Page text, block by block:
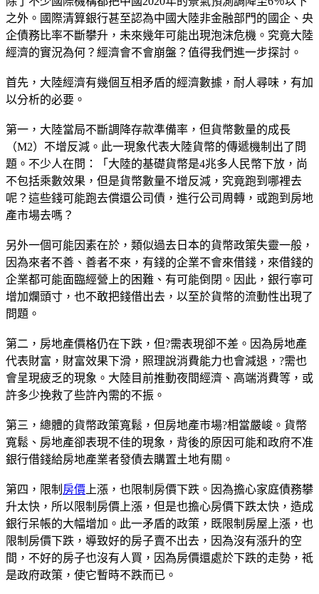
之外。國際清算銀行甚至認為中國大陸非金融部門的國企、央
企債務比率不斷攀升，未來幾年可能出現泡沫危機。究竟大陸
經濟的實況為何？經濟會不會崩盤？值得我們進一步探討。
首先，大陸經濟有幾個互相矛盾的經濟數據，耐人尋味，有加
以分析的必要。
第一，大陸當局不斷調降存款準備率，但貨幣數量的成長
（M2）不增反減。此一現象代表大陸貨幣的傳遞機制出了問
題。不少人在問：「大陸的基礎貨幣是4兆多人民幣下放，尚
不包括乘數效果，但是貨幣數量不增反減，究竟跑到哪裡去
呢？這些錢可能跑去償還公司債，進行公司周轉，或跑到房地
產市場去嗎？
另外一個可能因素在於，類似過去日本的貨幣政策失靈一般，
因為來者不善、善者不來，有錢的企業不會來借錢，來借錢的
企業都可能面臨經營上的困難、有可能倒閉。因此，銀行寧可
增加爛頭寸，也不敢把錢借出去，以至於貨幣的流動性出現了
問題。
第二，房地產價格仍在下跌，但?需表現卻不差。因為房地產
代表財富，財富效果下滑，照理說消費能力也會減退，?需也
會呈現疲乏的現象。大陸目前推動夜間經濟、高端消費等，或
許多少挽救了些許內需的不振。
第三，總體的貨幣政策寬鬆，但房地產市場?相當嚴峻。貨幣
寬鬆、房地產卻表現不佳的現象，背後的原因可能和政府不准
銀行借錢給房地產業者發債去購置土地有關。
第四，限制 房價 上漲，也限制房價下跌。因為擔心家庭債務攀
升太快，所以限制房價上漲，但是也擔心房價下跌太快，造成
銀行呆帳的大幅增加。此一矛盾的政策，既限制房屋上漲，也
限制房價下跌，導致好的房子賣不出去，因為沒有漲升的空
間，不好的房子也沒有人買，因為房價還處於下跌的走勢，祗
是政府政策，使它暫時不跌而已。